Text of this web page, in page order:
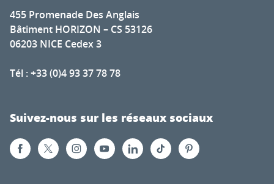
455 Promenade Des Anglais
Bâtiment HORIZON – CS 53126
06203 NICE Cedex 3
Tél : +33 (0)4 93 37 78 78
Suivez-nous sur les réseaux sociaux